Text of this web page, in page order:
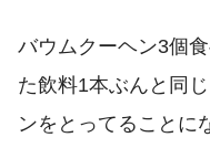
バウムクーヘン3個
た飲料1本ぶんと同
ンをとってることに